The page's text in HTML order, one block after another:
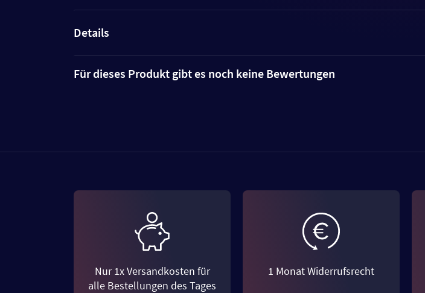
Details
Für dieses Produkt gibt es noch keine Bewertungen
Nur 1x Versandkosten für
alle Bestellungen des Tages
1 Monat Widerrufsrecht